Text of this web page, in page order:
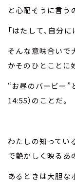
と心配そうに言う
「はたして、自分
そんな意味合いで
かそのひとことに
“お昼のバービー”
14:55）のことだ。
わたしの知ってい
で艶かしく映るあ
あるときは大胆な